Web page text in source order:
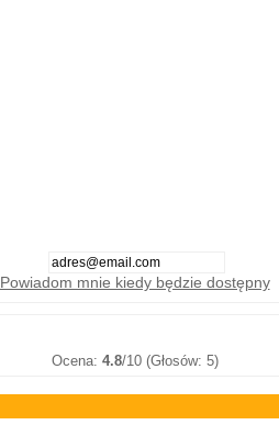
Powiadom mnie kiedy będzie dostępny
Ocena: 4.8/10 (Głosów: 5)